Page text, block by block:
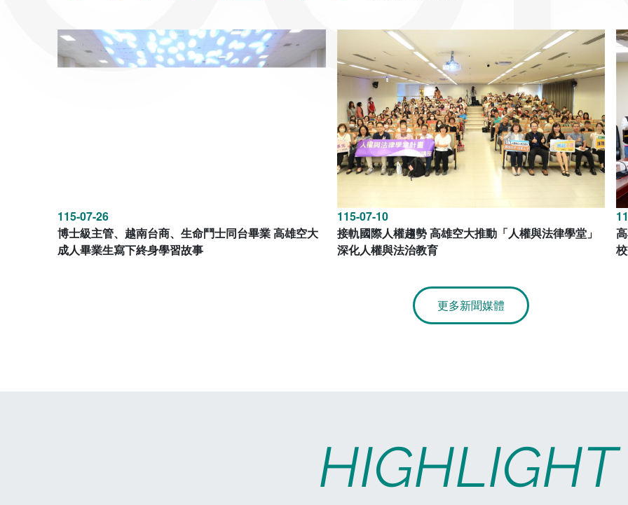
115-07-26
博士級主管、越南台商、生命鬥士同台畢業 高雄空大
成人畢業生寫下終身學習故事
115-07-10
接軌國際人權趨勢 高雄空大推動「人權與法律學堂」
深化人權與法治教育
更多新聞媒體
HIGHLIGHT